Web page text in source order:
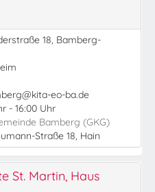
18, Bamberg-
eo-ba.de
- 16:00 Uhr
Bamberg (GKG)
Straße 18, Hain
St. Martin, Haus